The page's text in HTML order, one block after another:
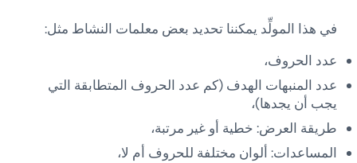
في هذا المولِّد يمكننا تحديد بعض معلمات النشاط مثل:
عدد الحروف،
عدد المنبهات الهدف (كم عدد الحروف المتطابقة التي
يجب أن يجدها)،
طريقة العرض: خطية أو غير مرتبة،
المساعدات: ألوان مختلفة للحروف أم لا،